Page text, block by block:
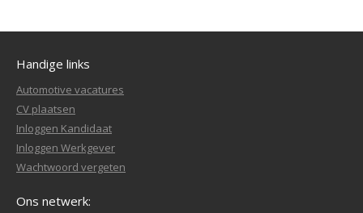
Handige links
Automotive vacatures
CV plaatsen
Inloggen Kandidaat
Inloggen Werkgever
Wachtwoord vergeten
Ons netwerk: